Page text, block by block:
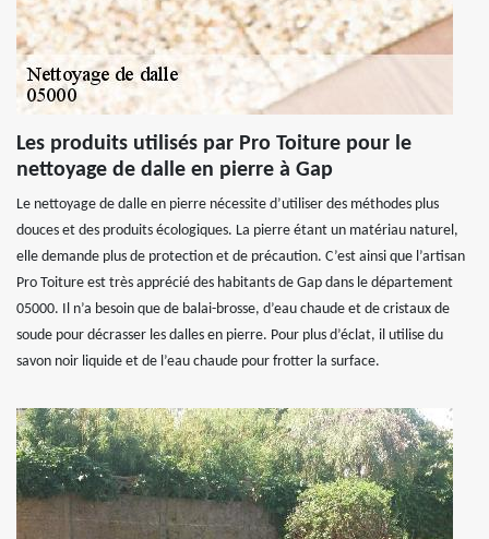
Les produits utilisés par Pro Toiture pour le
nettoyage de dalle en pierre à Gap
Le nettoyage de dalle en pierre nécessite d’utiliser des méthodes plus
douces et des produits écologiques. La pierre étant un matériau naturel,
elle demande plus de protection et de précaution. C’est ainsi que l’artisan
Pro Toiture est très apprécié des habitants de Gap dans le département
05000. Il n’a besoin que de balai-brosse, d’eau chaude et de cristaux de
soude pour décrasser les dalles en pierre. Pour plus d’éclat, il utilise du
savon noir liquide et de l’eau chaude pour frotter la surface.